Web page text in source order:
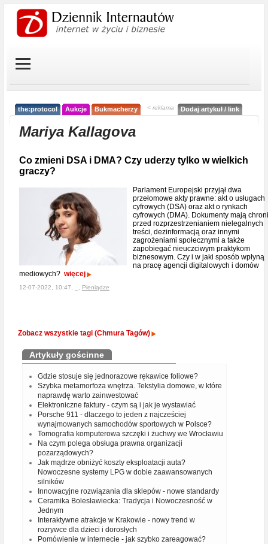
the:protocol Aukcje Bukmacherzy < reklama Dodaj artykuł / link
Mariya Kallagova
Co zmieni DSA i DMA? Czy uderzy tylko w wielkich
graczy?
Parlament Europejski przyjął dwa
przełomowe akty prawne: akt o usługach
cyfrowych (DSA) oraz akt o rynkach
cyfrowych (DMA). Dokumenty mają
przed rozprzestrzenianiem nielegalnych
treści, dezinformacją oraz innymi
zagrożeniami społecznymi a także
zapobiegać nieuczciwym praktykom
biznesowym. Czy i w jaki sposób wpłyną
na pracę agencji digitalowych i domów
mediowych? więcej
12-07-2022, 10:47, _, Pieniądze
Zobacz wszystkie tagi (Chmura Tagów)
Artykuły gościnne
Gdzie stosuje się jednorazowe rękawice foliowe?
Szybka metamorfoza wnętrza. Tekstylia domowe, w które
naprawdę warto zainwestować
Elektroniczne faktury - czym są i jak je wystawiać
Porsche 911 - dlaczego to jeden z najcześciej
wynajmowanych samochodów sportowych w Polsce?
Tomografia komputerowa szczęki i żuchwy we Wrocławiu
Na czym polega obsługa prawna organizacji
pozarządowych?
Jak mądrze obniżyć koszty eksploatacji auta?
Nowoczesne systemy LPG w dobie zaawansowanych
silników
Innowacyjne rozwiązania dla sklepów - nowe standardy
Ceramika Bolesławiecka: Tradycja i Nowoczesność w
Jednym
Interaktywne atrakcje w Krakowie - nowy trend w
rozrywce dla dzieci i dorosłych
Pomówienie w internecie - jak szybko zareagować?